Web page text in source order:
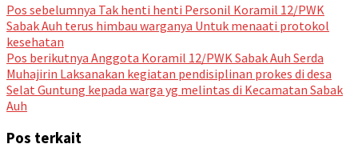
Pos sebelumnya Tak henti henti Personil Koramil 12/PWK
Sabak Auh terus himbau warganya Untuk menaati protokol
kesehatan
Pos berikutnya Anggota Koramil 12/PWK Sabak Auh Serda
Muhajirin Laksanakan kegiatan pendisiplinan prokes di desa
Selat Guntung kepada warga yg melintas di Kecamatan Sabak
Auh
Pos terkait